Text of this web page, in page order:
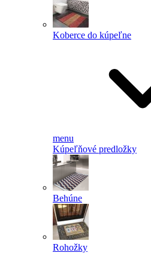
Koberce do kúpeľne
menu
Kúpeľňové predložky
Behúne
Rohožky